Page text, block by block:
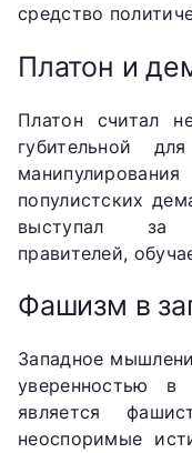
средство
Платон и
Платон считал
губительной
популистских
выступал за
правителей,
Фашизм в
Западное
уверенностью
является
неоспоримые